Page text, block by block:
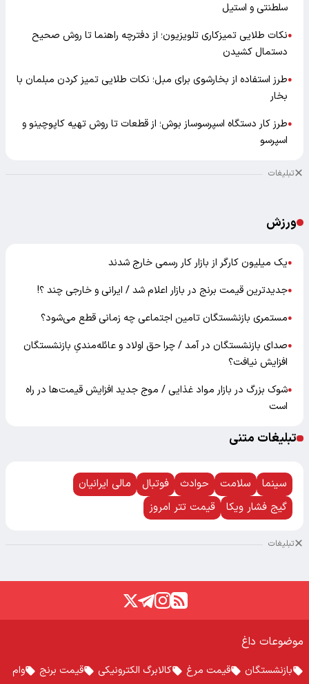
سلطنتی و استیل
●نکات طلایی تمیزکاری تلویزیون؛ از دفترچه راهنما تا روش صحیح
دستمال کشیدن
●طرز استفاده از بخارشوی برای مبل؛ نکات طلایی تمیز کردن مبلمان با
بخار
●طرز کار دستگاه اسپرسوساز بوش؛ از قطعات تا روش تهیه کاپوچینو و
اسپرسو
تبلیغات
ورزش
●یک میلیون کارگر از بازار کار رسمی خارج شدند
●جدیدترین قیمت برنج در بازار اعلام شد / ایرانی و خارجی چند ؟!
●مستمری بازنشستگان تامین اجتماعی چه زمانی قطع می‌شود؟
●صدای بازنشستگان در آمد / چرا حق اولاد و عائله‌مندیِ بازنشستگان
افزایش نیافت؟
●شوک بزرگ در بازار مواد غذایی / موج جدید افزایش قیمت‌ها در راه
است
تبلیغات متنی
سینما سلامت حوادث فوتبال
مالی ایرانیان
گیج فشار ویکا
قیمت تتر امروز
تبلیغات
موضوعات داغ
بازنشستگان قیمت مرغ کالابرگ الکترونیکی قیمت برنج وام